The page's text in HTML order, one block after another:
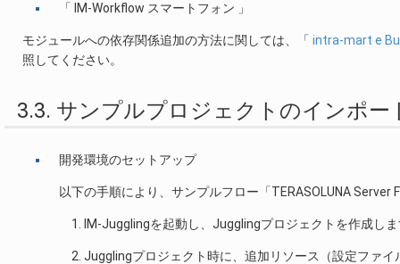
「 IM-Workflow スマートフォン 」
モジュールへの依存関係追加の方法に関しては、「 intra-mart e
照してください。
3.3. サンプルプロジェクトのインポー
開発環境のセットアップ
以下の手順により、サンプルフロー「TERASOLUNA
IM-Jugglingを起動し、Jugglingプロジェクトを作成し
Jugglingプロジェクト時に、追加リソース（設定ファ